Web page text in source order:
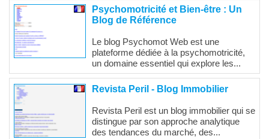
Psychomotricité et Bien-être : Un
Blog de Référence
Le blog Psychomot Web est une
plateforme dédiée à la psychomotricité,
un domaine essentiel qui explore les...
Revista Peril - Blog Immobilier
Revista Peril est un blog immobilier qui se
distingue par son approche analytique
des tendances du marché, des...